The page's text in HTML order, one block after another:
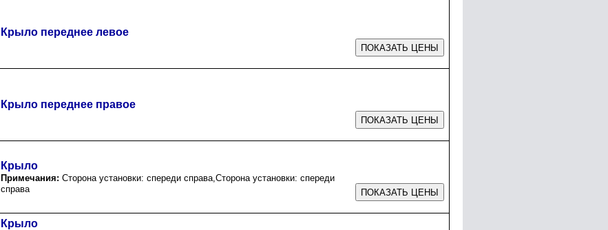
Крыло переднее левое
Крыло переднее правое
Крыло
Примечания: Сторона установки: спереди справа,Сторона установки: спереди
справа
Крыло